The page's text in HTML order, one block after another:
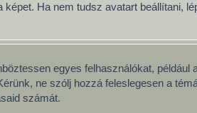
Ha nem tudsz avatart beállítani,
egyes felhasználókat, például
ne szólj hozzá feleslegesen a
számát.